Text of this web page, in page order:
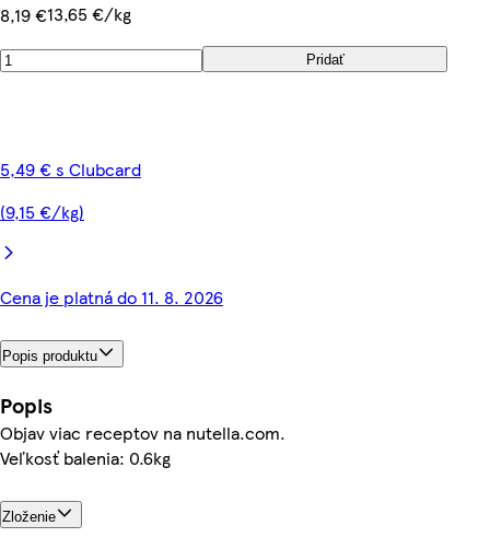
8,19 €13,65 €/kg
Pridať
5,49 € s Clubcard
(9,15 €/kg)
Cena je platná do 11. 8. 2026
Popis produktu
Popis
Objav viac receptov na nutella.com.
Veľkosť balenia: 0.6kg
Zloženie